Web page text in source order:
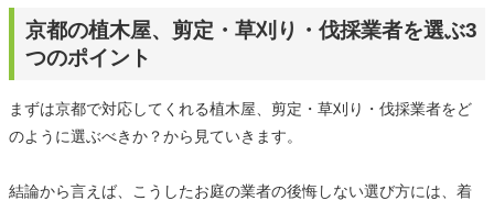
京都の植木屋、剪定・草刈り・伐採業者を選ぶ3
つのポイント
まずは京都で対応してくれる植木屋、剪定・草刈り・伐採業者をど
のように選ぶべきか？から見ていきます。
結論から言えば、こうしたお庭の業者の後悔しない選び方には、着